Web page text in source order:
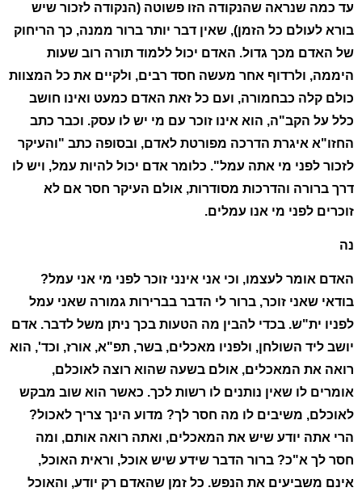
עד כמה שנראה שהנקודה הזו פשוטה (הנקודה לזכור שיש
בורא לעולם כל הזמן), שאין דבר יותר ברור ממנה, כך הריחוק
של האדם מכך גדול. האדם יכול ללמוד תורה רוב שעות
היממה, ולרדוף אחר מעשה חסד רבים, ולקיים את כל המצוות
כולם קלה כבחמורה, ועם כל זאת האדם כמעט ואינו חושב
כלל על הקב"ה, הוא אינו זוכר עם מי יש לו עסק. וכבר כתב
החזו"א איגרת הדרכה מפורטת לאדם, ובסופה כתב "והעיקר
לזכור לפני מי אתה עמל". כלומר אדם יכול להיות עמל, ויש לו
דרך ברורה והדרכות מסודרות, אולם העיקר חסר אם לא
זוכרים לפני מי אנו עמלים.
נה
האדם אומר לעצמו, וכי אני אינני זוכר לפני מי אני עמל?
בודאי שאני זוכר, ברור לי הדבר בברירות גמורה שאני עמל
לפניו ית"ש. בכדי להבין מה הטעות בכך ניתן משל לדבר. אדם
יושב ליד השולחן, ולפניו מאכלים, בשר, תפ"א, אורז, וכד', הוא
רואה את המאכלים, אולם בשעה שהוא רוצה לאוכלם,
אומרים לו שאין נותנים לו רשות לכך. כאשר הוא שוב מבקש
לאוכלם, משיבים לו מה חסר לך? מדוע הינך צריך לאכול?
הרי אתה יודע שיש את המאכלים, ואתה רואה אותם, ומה
חסר לך א"כ? ברור הדבר שידע שיש אוכל, וראית האוכל,
אינם משביעים את הנפש. כל זמן שהאדם רק יודע, והאוכל